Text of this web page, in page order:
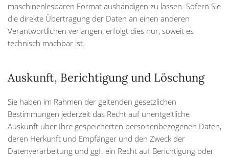
maschinenlesbaren Format aushändigen zu lassen. Sofern Sie
die direkte Übertragung der Daten an einen anderen
Verantwortlichen verlangen, erfolgt dies nur, soweit es
technisch machbar ist.
Auskunft, Berichtigung und Löschung
Sie haben im Rahmen der geltenden gesetzlichen
Bestimmungen jederzeit das Recht auf unentgeltliche
Auskunft über Ihre gespeicherten personenbezogenen Daten,
deren Herkunft und Empfänger und den Zweck der
Datenverarbeitung und ggf. ein Recht auf Berichtigung oder